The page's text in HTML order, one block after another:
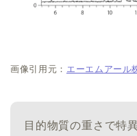
画像引用元： エーエムアール
目的物質の重さで特